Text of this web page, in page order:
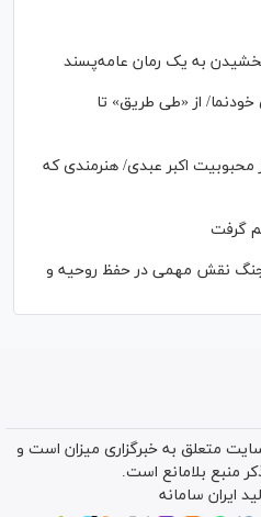
به یک رمان عامه‌پسند
از «طی طریق» تا
محبوبیت اکبر عبدی/ هنرمندی که
نقش مهمی در حفظ روحیه و
متعلق به خبرگزاری میزان است و
منبع بلامانع است.
ایران سامانه